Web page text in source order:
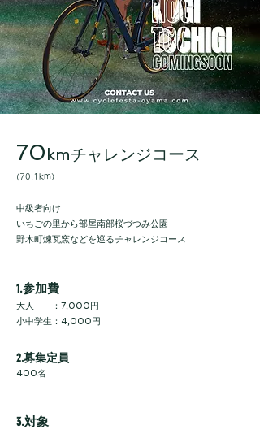
70kmチャレンジコース
(70.1km）​
中級者向け
いちごの里から部屋南部桜づつみ公園
野木町煉瓦窯などを巡るチャレンジコース
1.参加費
大人 ：7,000円
小中学生：4,000円
2.募集定員
400名
3.対象